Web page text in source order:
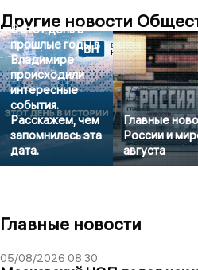
Другие новости
В этот день в
прошлые годы в
Владимире
происходили
интересные
события.
Расскажем, чем
запомнилась эта
дата.
Главные
России и
августа
Главные новости
05/08/2026 08:30